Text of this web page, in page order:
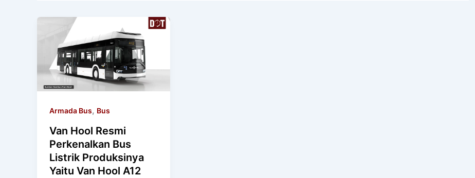
Armada Bus, Bus
Van Hool Resmi
Perkenalkan Bus
Listrik Produksinya
Yaitu Van Hool A12